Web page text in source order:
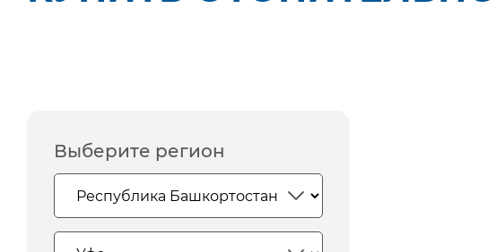
Выберите регион